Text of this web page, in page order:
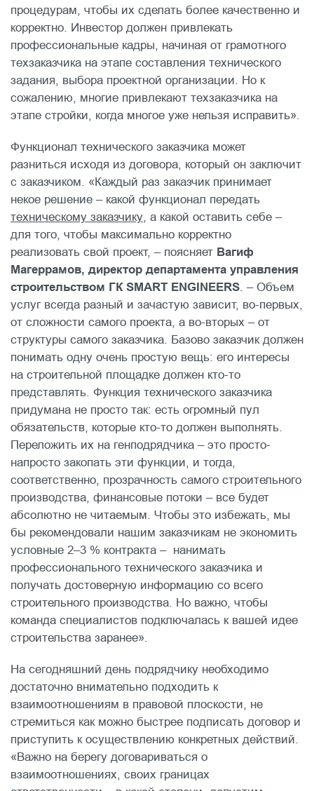
процедурам, чтобы их сделать более качественно и
корректно. Инвестор должен привлекать
профессиональные кадры, начиная от грамотного
техзаказчика на этапе составления технического
задания, выбора проектной организации. Но к
сожалению, многие привлекают техзаказчика на
этапе стройки, когда многое уже нельзя исправить».
Функционал технического заказчика может
разниться исходя из договора, который он заключит
с заказчиком. «Каждый раз заказчик принимает
некое решение – какой функционал передать
техническому заказчику , а какой оставить себе –
для того, чтобы максимально корректно
реализовать свой проект, – поясняет Вагиф
Магеррамов, директор департамента управления
строительством ГК SMART ENGINEERS . – Объем
услуг всегда разный и зачастую зависит, во-первых,
от сложности самого проекта, а во-вторых – от
структуры самого заказчика. Базово заказчик должен
понимать одну очень простую вещь: его интересы
на строительной площадке должен кто-то
представлять. Функция технического заказчика
придумана не просто так: есть огромный пул
обязательств, которые кто-то должен выполнять.
Переложить их на генподрядчика – это просто-
напросто закопать эти функции, и тогда,
соответственно, прозрачность самого строительного
производства, финансовые потоки – все будет
абсолютно не читаемым. Чтобы это избежать, мы
бы рекомендовали нашим заказчикам не экономить
условные 2–3 % контракта – нанимать
профессионального технического заказчика и
получать достоверную информацию со всего
строительного производства. Но важно, чтобы
команда специалистов подключалась к вашей идее
строительства заранее».
На сегодняшний день подрядчику необходимо
достаточно внимательно подходить к
взаимоотношениям в правовой плоскости, не
стремиться как можно быстрее подписать договор и
приступить к осуществлению конкретных действий.
«Важно на берегу договариваться о
взаимоотношениях, своих границах